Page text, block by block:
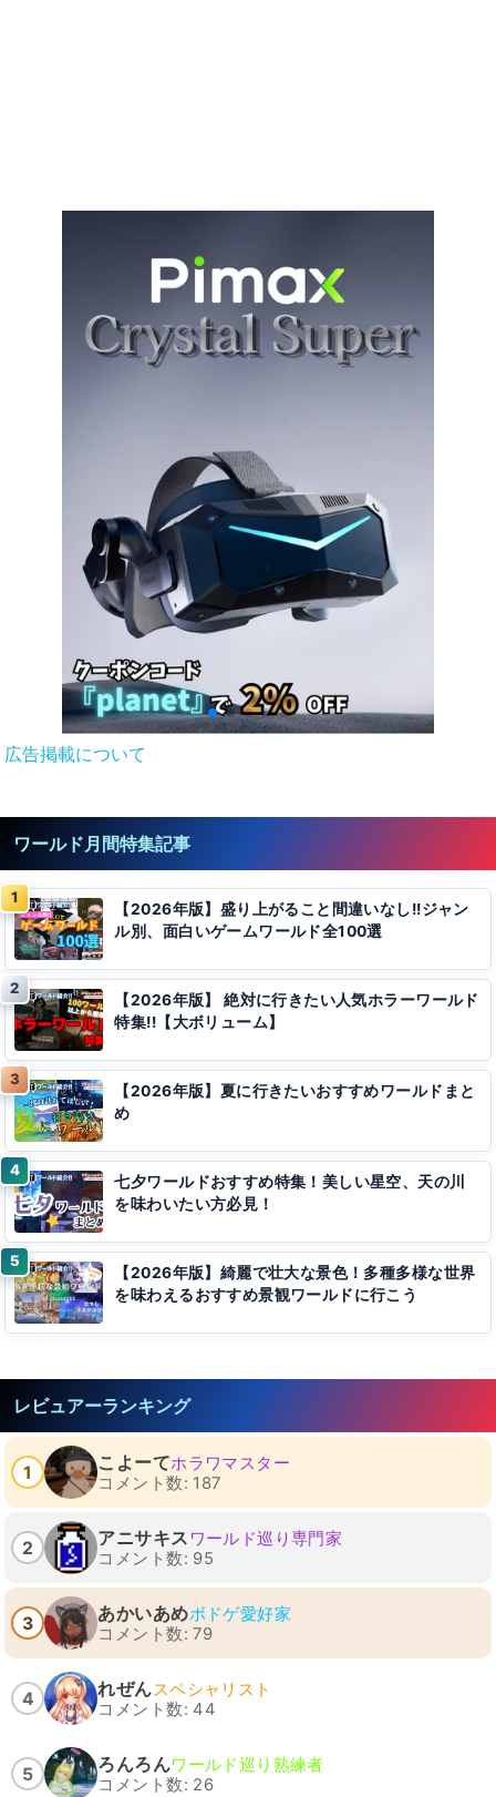
広告掲載について
ワールド月間特集記事
【2026年版】盛り上がること間違いなし!!ジャン
ル別、面白いゲームワールド全100選
【2026年版】 絶対に行きたい人気ホラーワールド
特集!!【大ボリューム】
【2026年版】夏に行きたいおすすめワールドまと
め
七夕ワールドおすすめ特集！美しい星空、天の川
を味わいたい方必見！
【2026年版】綺麗で壮大な景色！多種多様な世界
を味わえるおすすめ景観ワールドに行こう
レビュアーランキング
1 こよーてホラワマスター
コメント数: 187
2 アニサキス ワールド巡り専門家
コメント数: 95
3 あかいあめボドゲ愛好家
コメント数: 79
4 れぜんスペシャリスト
コメント数: 44
5 ろんろんワールド巡り熟練者
コメント数: 26